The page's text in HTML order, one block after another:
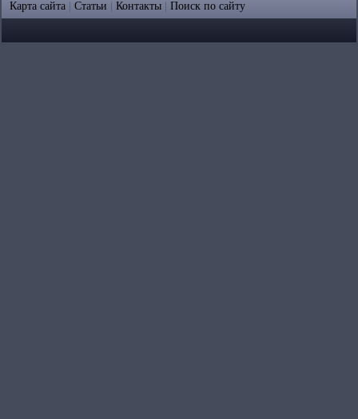
Карта сайта
Статьи Контакты Поиск по сайту